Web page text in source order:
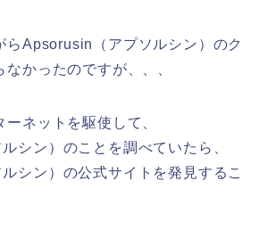
らApsorusin（アプソルシン）のク
かったのですが、、、
ネットを駆使して、
シン）のことを調べていたら、
シン）の公式サイトを発見するこ